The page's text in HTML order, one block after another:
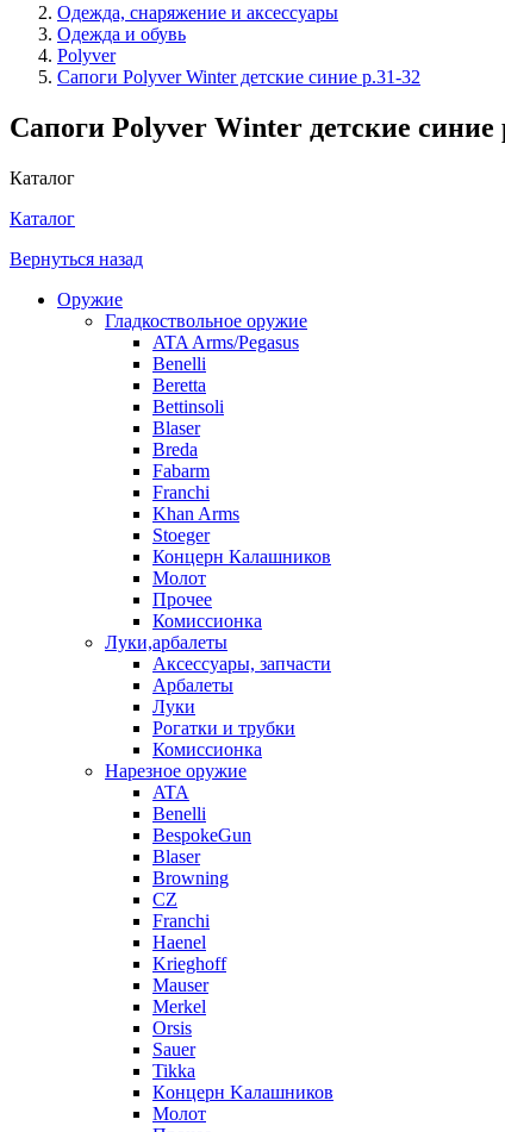
Одежда, снаряжение и аксессуары
Одежда и обувь
Polyver
Сапоги Polyver Winter детские синие р.31-32
Сапоги Polyver Winter детские синие
Каталог
Каталог
Вернуться назад
Оружие
Гладкоствольное оружие
ATA Arms/Pegasus
Benelli
Beretta
Bettinsoli
Blaser
Breda
Fabarm
Franchi
Khan Arms
Stoeger
Концерн Калашников
Молот
Прочее
Комиссионка
Луки,арбалеты
Аксессуары, запчасти
Арбалеты
Луки
Рогатки и трубки
Комиссионка
Нарезное оружие
ATA
Benelli
BespokeGun
Blaser
Browning
CZ
Franchi
Haenel
Krieghoff
Mauser
Merkel
Orsis
Sauer
Tikka
Кoнцеpн Kалашников
Молот